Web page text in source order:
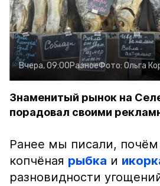
Вчера, 09:00РазноеФото: Ольга
Знаменитый рынок на
порадовал своими
Ранее мы писали,
копчёная рыбка и
разновидности